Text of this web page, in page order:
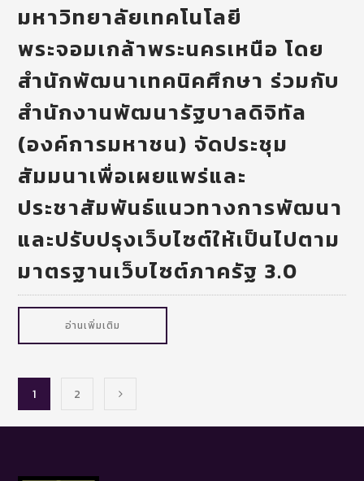
มหาวิทยาลัยเทคโนโลยี
พระจอมเกล้าพระนครเหนือ โดย
สำนักพัฒนาเทคนิคศึกษา ร่วมกับ
สำนักงานพัฒนารัฐบาลดิจิทัล
(องค์การมหาชน) จัดประชุม
สัมมนาเพื่อเผยแพร่และ
ประชาสัมพันธ์แนวทางการพัฒนา
และปรับปรุงเว็บไซต์ให้เป็นไปตาม
มาตรฐานเว็บไซต์ภาครัฐ 3.0
อ่านเพิ่มเติม
1 2